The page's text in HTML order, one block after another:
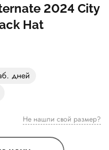
2024 City
Hat
дней
Не нашли свой размер?